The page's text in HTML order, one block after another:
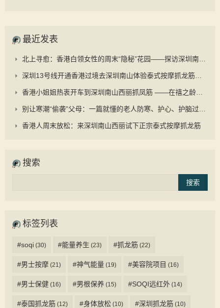
最近发表
香港人周末放松：来深圳南山西丽试下正宗泰式按摩抓龙筋
搜索
标签列表
#soqi (30) #能量养生 (23) #抓龙筋 (22)
#男士按摩 (21) #神气能量 (19) #美容院项目 (16)
#男士保健 (16) #男根保养 (15) #SOQI远红外 (14)
#泰国抓龙筋 (12) #身体放松 (10) #深圳抓龙筋 (10)